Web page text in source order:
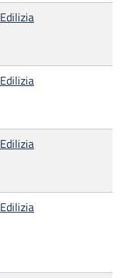
Edilizia
Edilizia
Edilizia
Edilizia